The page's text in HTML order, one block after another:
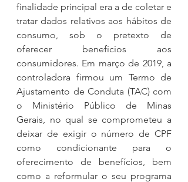
finalidade principal era a de coletar e
tratar dados relativos aos hábitos de
consumo, sob o pretexto de
oferecer benefícios aos
consumidores. Em março de 2019, a
controladora firmou um Termo de
Ajustamento de Conduta (TAC) com
o Ministério Público de Minas
Gerais, no qual se comprometeu a
deixar de exigir o número de CPF
como condicionante para o
oferecimento de benefícios, bem
como a reformular o seu programa